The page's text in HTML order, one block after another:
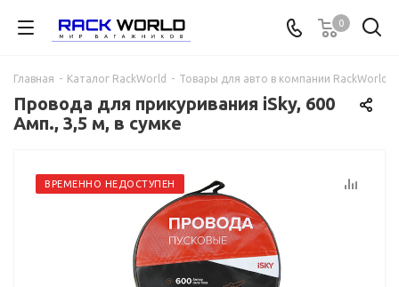
0
Главная - Каталог RackWorld - Товары для авто в компании RackWorld
Провода для прикуривания iSky, 600
Амп., 3,5 м, в сумке
ВРЕМЕННО НЕДОСТУПЕН